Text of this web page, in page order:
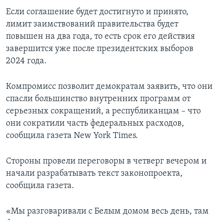
Если соглашение будет достигнуто и принято,
лимит заимствований правительства будет
повышен на два года, то есть срок его действия
завершится уже после президентских выборов
2024 года.
Компромисс позволит демократам заявить, что они
спасли большинство внутренних программ от
серьезных сокращений, а республиканцам – что
они сократили часть федеральных расходов,
сообщила газета New York Times.
Стороны провели переговоры в четверг вечером и
начали разрабатывать текст законопроекта,
сообщила газета.
«Мы разговаривали с Белым домом весь день, там